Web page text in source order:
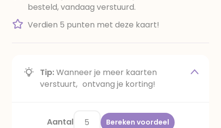
besteld, vandaag verstuurd.
Verdien 5 punten met deze kaart!
Tip:Wanneer je meer kaarten
verstuurt, ontvang je korting!
Aantal Bereken voordeel